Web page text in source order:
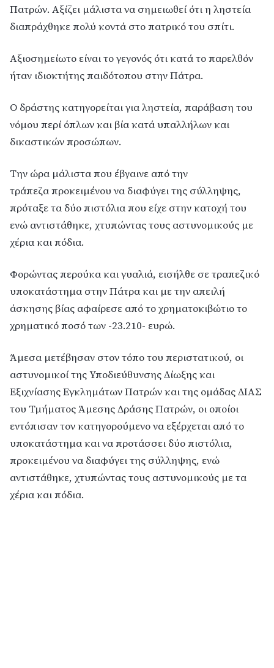
Πατρών. Αξίζει μάλιστα να σημειωθεί ότι η ληστεία
διαπράχθηκε πολύ κοντά στο πατρικό του σπίτι.
Αξιοσημείωτο είναι το γεγονός ότι κατά το παρελθόν
ήταν ιδιοκτήτης παιδότοπου στην Πάτρα.
Ο δράστης κατηγορείται για ληστεία, παράβαση του
νόμου περί όπλων και βία κατά υπαλλήλων και
δικαστικών προσώπων.
Την ώρα μάλιστα που έβγαινε από την
τράπεζα προκειμένου να διαφύγει της σύλληψης,
πρόταξε τα δύο πιστόλια που είχε στην κατοχή του
ενώ αντιστάθηκε, χτυπώντας τους αστυνομικούς με
χέρια και πόδια.
Φορώντας περούκα και γυαλιά, εισήλθε σε τραπεζικό
υποκατάστημα στην Πάτρα και με την απειλή
άσκησης βίας αφαίρεσε από το χρηματοκιβώτιο το
χρηματικό ποσό των -23.210- ευρώ.
Άμεσα μετέβησαν στον τόπο του περιστατικού, οι
αστυνομικοί της Υποδιεύθυνσης Δίωξης και
Εξιχνίασης Εγκλημάτων Πατρών και της ομάδας ΔΙΑΣ
του Τμήματος Άμεσης Δράσης Πατρών, οι οποίοι
εντόπισαν τον κατηγορούμενο να εξέρχεται από το
υποκατάστημα και να προτάσσει δύο πιστόλια,
προκειμένου να διαφύγει της σύλληψης, ενώ
αντιστάθηκε, χτυπώντας τους αστυνομικούς με τα
χέρια και πόδια.